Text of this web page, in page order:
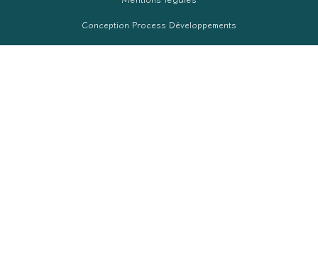
Conception Process Développements